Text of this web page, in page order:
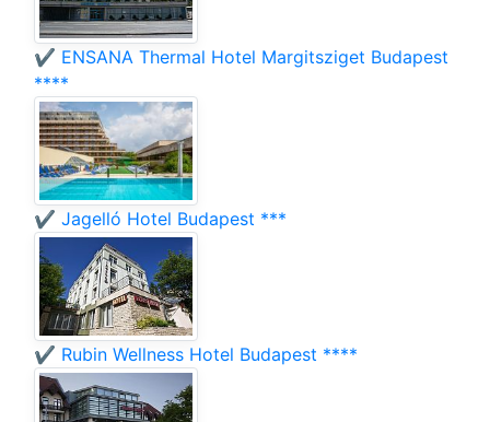
✔️ ENSANA Thermal Hotel Margitsziget Budapest
****
✔️ Jagelló Hotel Budapest ***
✔️ Rubin Wellness Hotel Budapest ****